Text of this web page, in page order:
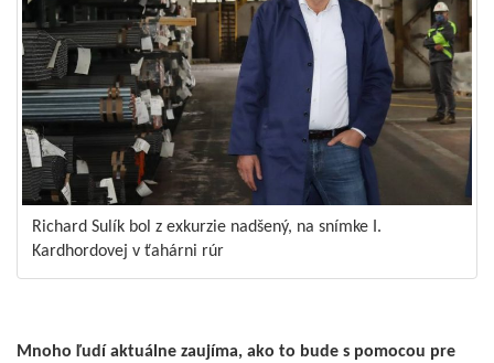
Richard Sulík bol z exkurzie nadšený, na snímke I.
Kardhordovej v ťahárni rúr
Mnoho ľudí aktuálne zaujíma, ako to bude s pomocou pre